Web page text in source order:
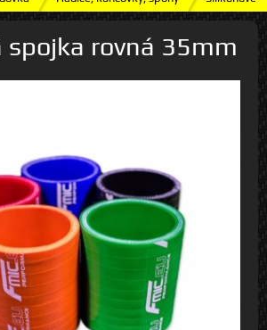
spojka rovná 35mm